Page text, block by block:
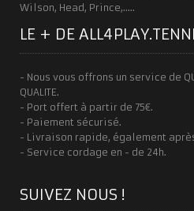
Wilson, Head, Prince,…..
LE + DE
- Nous vous offrons un service de
QUALITE.
- Port offert à partir de 75€.
- Paiement sécurisé.
- Livraison rapide, également
- Service cordage en - de 24h.
SUIVEZ NOUS !